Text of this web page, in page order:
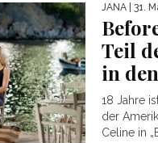
JANA | 31.
Teil
in
18 Jahre
der
Celine in